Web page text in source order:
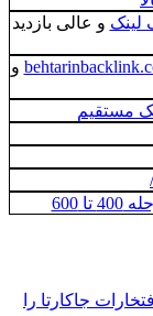
لینک و عالی بازدید
و
جاکارتا را